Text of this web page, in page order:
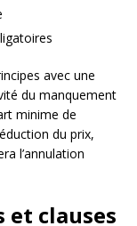
avec une
du manquement
minime de
du prix,
l’annulation
et clauses